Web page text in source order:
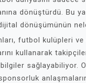
dönüştürdü. Bu
dönüşümünün
futbol kulüpleri
kullanarak
sağlayabiliyor.